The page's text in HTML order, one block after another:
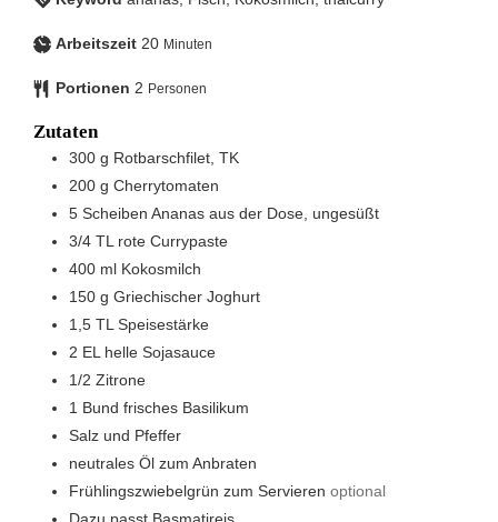
Arbeitszeit 20 Minuten
Portionen 2 Personen
Zutaten
300 g Rotbarschfilet, TK
200 g Cherrytomaten
5 Scheiben Ananas aus der Dose, ungesüßt
3/4 TL rote Currypaste
400 ml Kokosmilch
150 g Griechischer Joghurt
1,5 TL Speisestärke
2 EL helle Sojasauce
1/2 Zitrone
1 Bund frisches Basilikum
Salz und Pfeffer
neutrales Öl zum Anbraten
Frühlingszwiebelgrün zum Servieren optional
Dazu passt Basmatireis